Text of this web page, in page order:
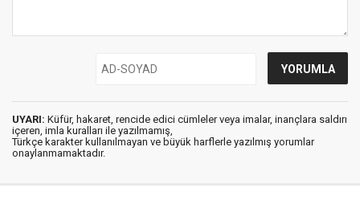
UYARI: Küfür, hakaret, rencide edici cümleler veya imalar, inançlara saldırı
içeren, imla kuralları ile yazılmamış,
Türkçe karakter kullanılmayan ve büyük harflerle yazılmış yorumlar
onaylanmamaktadır.